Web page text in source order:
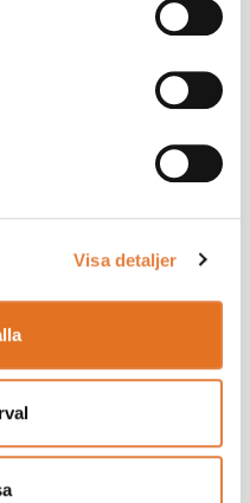
Visa detaljer
kollektivavtal som